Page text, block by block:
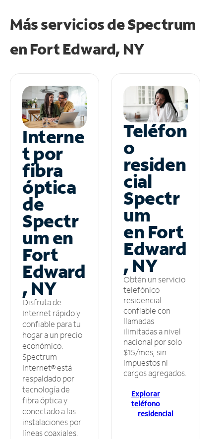
Más servicios de Spectrum
en Fort Edward, NY
Interne
t por
fibra
óptica
de
Spectr
um en
Fort
Edward
, NY
Disfruta de
Internet rápido y
confiable para tu
hogar a un precio
económico.
Spectrum
Internet® está
respaldado por
tecnología de
fibra óptica y
conectado a las
instalaciones por
líneas coaxiales.
Teléfon
o
residen
cial
Spectr
um
en Fort
Edward
, NY
Obtén un servicio
telefónico
residencial
confiable con
llamadas
ilimitadas a nivel
nacional por solo
$15/mes, sin
impuestos ni
cargos agregados.
Explorar
teléfono
residencial